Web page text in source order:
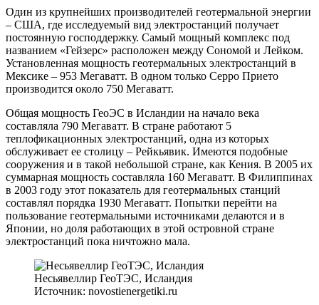
Один из крупнейших производителей геотермальной энергии
– США, где исследуемый вид электростанций получает
постоянную господдержку. Самый мощный комплекс под
названием «Гейзерс» расположен между Сономой и Лейком.
Установленная мощность геотермальных электростанций в
Мексике – 953 Мегаватт. В одном только Серро Прието
производится около 750 Мегаватт.
Общая мощность ГеоЭС в Исландии на начало века
составляла 790 Мегаватт. В стране работают 5
теплофикационных электростанций, одна из которых
обслуживает ее столицу – Рейкьявик. Имеются подобные
сооружения и в такой небольшой стране, как Кения. В 2005 их
суммарная мощность составляла 160 Мегаватт. В Филиппинах
в 2003 году этот показатель для геотермальных станций
составлял порядка 1930 Мегаватт. Попытки перейти на
пользование геотермальными источниками делаются и в
Японии, но доля работающих в этой островной стране
электростанций пока ничтожно мала.
Несьявеллир ГеоТЭС, Исландия
Источник: novostienergetiki.ru